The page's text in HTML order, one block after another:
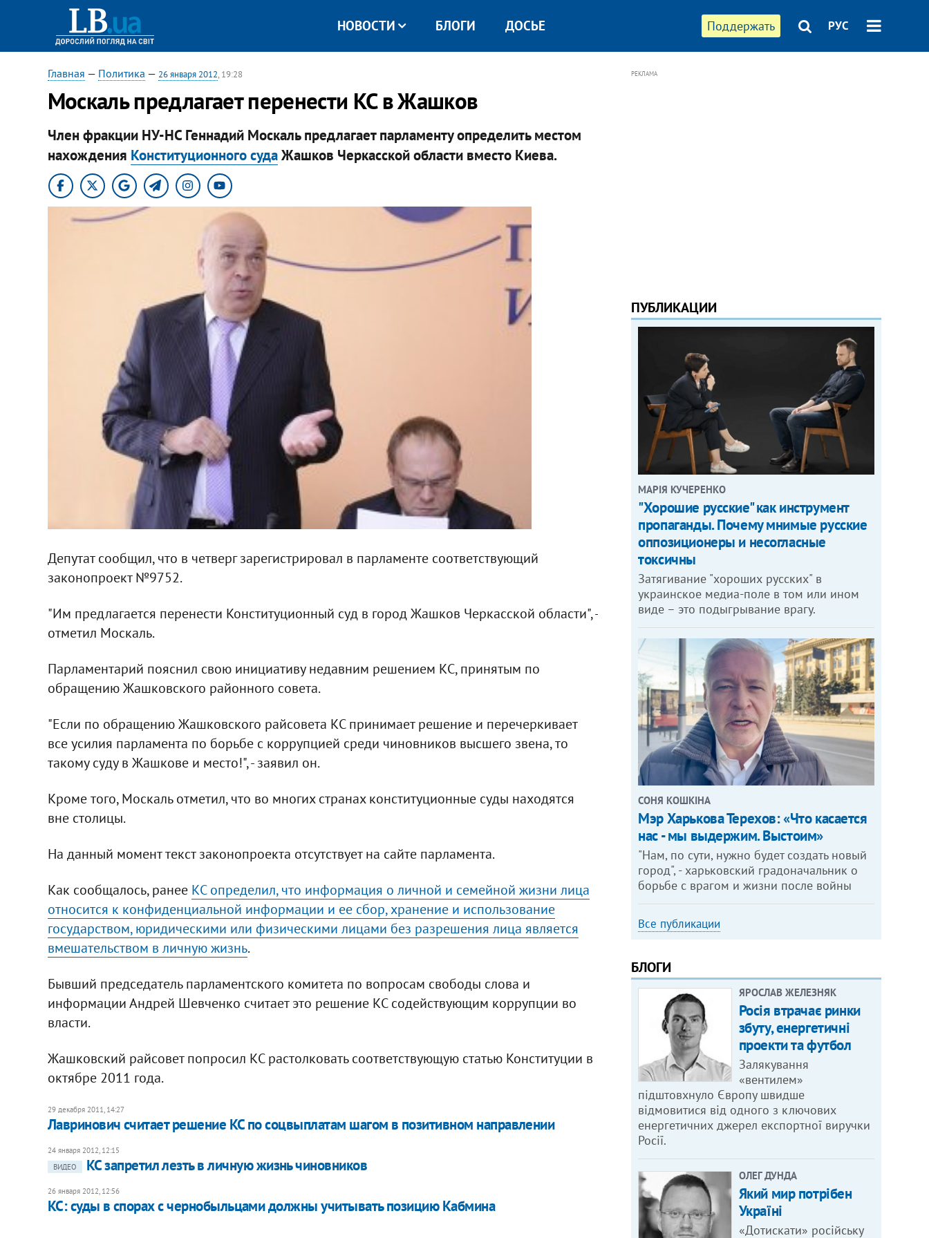
Поддержать РУС
НОВОСТИ БЛОГИ ДОСЬЕ
Главная — Политика — 26 января 2012, 19:28
​Москаль предлагает перенести КС в Жашков
Член фракции НУ-НС Геннадий Москаль предлагает парламенту определить местом
нахождения Конституционного судаЖашков Черкасской области вместо Киева.
Депутат сообщил, что в четверг зарегистрировал в парламенте соответствующий
законопроект №9752.
"Им предлагается перенести Конституционный суд в город Жашков Черкасской области", -
отметил Москаль.
Парламентарий пояснил свою инициативу недавним решением КС, принятым по
обращению Жашковского районного совета.
"Если по обращению Жашковского райсовета КС принимает решение и перечеркивает
все усилия парламента по борьбе с коррупцией среди чиновников высшего звена, то
такому суду в Жашкове и место!", - заявил он.
Кроме того, Москаль отметил, что во многих странах конституционные суды находятся
вне столицы.
На данный момент текст законопроекта отсутствует на сайте парламента.
Как сообщалось, ранее КС определил, что информация о личной и семейной жизни лица
относится к конфиденциальной информации и ее сбор, хранение и использование
государством, юридическими или физическими лицами без разрешения лица является
вмешательством в личную жизнь.
Бывший председатель парламентского комитета по вопросам свободы слова и
информации Андрей Шевченко считает это решение КС содействующим коррупции во
власти.
Жашковский райсовет попросил КС растолковать соответствующую статью Конституции в
октябре 2011 года.
29 декабря 2011, 14:27
Лавринович считает решение КС по соцвыплатам шагом в позитивном направлении
24 января 2012, 12:15
ВИДЕО
КС запретил лезть в личную жизнь чиновников
26 января 2012, 12:56
КС: суды в спорах с чернобыльцами должны учитывать позицию Кабмина
РЕКЛАМА
ПУБЛИКАЦИИ
МАРІЯ КУЧЕРЕНКО
"Хорошие русские" как инструмент
пропаганды. Почему мнимые русские
оппозиционеры и несогласные
токсичны
Затягивание "хороших русских" в
украинское медиа-поле в том или ином
виде – это подыгрывание врагу.
СОНЯ КОШКІНА
Мэр Харькова Терехов: «Что касается
нас - мы выдержим. Выстоим»
"Нам, по сути, нужно будет создать новый
город", - харьковский градоначальник о
борьбе с врагом и жизни после войны
Все публикации
БЛОГИ
ЯРОСЛАВ ЖЕЛЕЗНЯК
Росія втрачає ринки
збуту, енергетичні
проекти та футбол
Залякування
«вентилем»
підштовхнуло Європу швидше
відмовитися від одного з ключових
енергетичних джерел експортної виручки
Росії.
ОЛЕГ ДУНДА
Який мир потрібен
Україні
«Дотискати» російську